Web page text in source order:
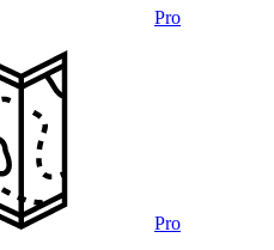
Pro
Pro